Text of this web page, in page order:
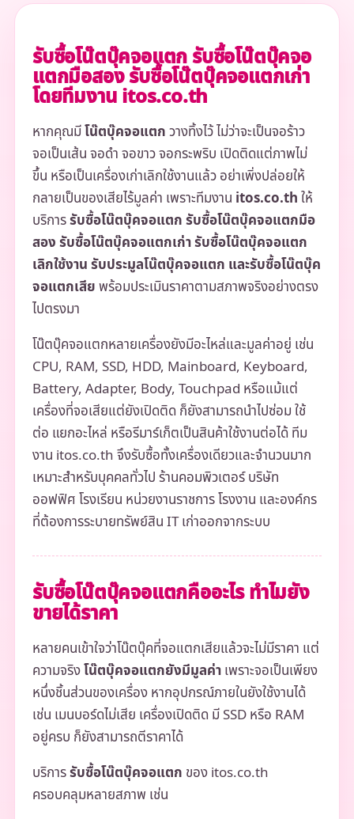
รับซื้อโน๊ตบุ๊คจอแตก รับซื้อโน๊ตบุ๊คจอ
แตกมือสอง รับซื้อโน๊ตบุ๊คจอแตกเก่า
โดยทีมงาน itos.co.th
หากคุณมีโน๊ตบุ๊คจอแตกวางทิ้งไว้ ไม่ว่าจะเป็นจอร้าว
จอเป็นเส้น จอดำ จอขาว จอกระพริบ เปิดติดแต่ภาพไม่
ขึ้น หรือเป็นเครื่องเก่าเลิกใช้งานแล้ว อย่าเพิ่งปล่อยให้
กลายเป็นของเสียไร้มูลค่า เพราะทีมงาน itos.co.thให้
บริการรับซื้อโน๊ตบุ๊คจอแตก รับซื้อโน๊ตบุ๊คจอแตกมือ
สอง รับซื้อโน๊ตบุ๊คจอแตกเก่า รับซื้อโน๊ตบุ๊คจอแตก
เลิกใช้งาน รับประมูลโน๊ตบุ๊คจอแตก และรับซื้อโน๊ตบุ๊ค
จอแตกเสียพร้อมประเมินราคาตามสภาพจริงอย่างตรง
ไปตรงมา
โน๊ตบุ๊คจอแตกหลายเครื่องยังมีอะไหล่และมูลค่าอยู่ เช่น
CPU, RAM, SSD, HDD, Mainboard, Keyboard,
Battery, Adapter, Body, Touchpad หรือแม้แต่
เครื่องที่จอเสียแต่ยังเปิดติด ก็ยังสามารถนำไปซ่อม ใช้
ต่อ แยกอะไหล่ หรือรีมาร์เก็ตเป็นสินค้าใช้งานต่อได้ ทีม
งาน itos.co.th จึงรับซื้อทั้งเครื่องเดียวและจำนวนมาก
เหมาะสำหรับบุคคลทั่วไป ร้านคอมพิวเตอร์ บริษัท
ออฟฟิศ โรงเรียน หน่วยงานราชการ โรงงาน และองค์กร
ที่ต้องการระบายทรัพย์สิน IT เก่าออกจากระบบ
รับซื้อโน๊ตบุ๊คจอแตกคืออะไร ทำไมยัง
ขายได้ราคา
หลายคนเข้าใจว่าโน๊ตบุ๊คที่จอแตกเสียแล้วจะไม่มีราคา แต่
ความจริงโน๊ตบุ๊คจอแตกยังมีมูลค่าเพราะจอเป็นเพียง
หนึ่งชิ้นส่วนของเครื่อง หากอุปกรณ์ภายในยังใช้งานได้
เช่น เมนบอร์ดไม่เสีย เครื่องเปิดติด มี SSD หรือ RAM
อยู่ครบ ก็ยังสามารถตีราคาได้
บริการรับซื้อโน๊ตบุ๊คจอแตก ของ itos.co.th
ครอบคลุมหลายสภาพ เช่น